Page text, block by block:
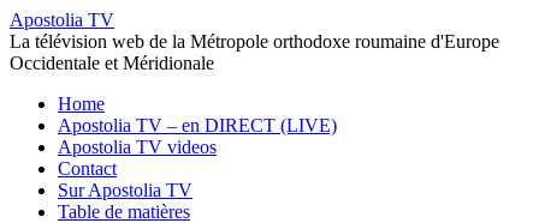
Apostolia TV
La télévision web de la Métropole orthodoxe roumaine d'Europe
Occidentale et Méridionale
Home
Apostolia TV – en DIRECT (LIVE)
Apostolia TV videos
Contact
Sur Apostolia TV
Table de matières